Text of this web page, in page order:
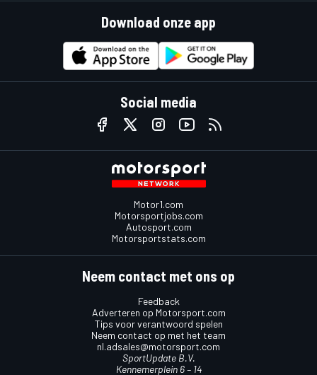
Download onze app
Social media
Motor1.com
Motorsportjobs.com
Autosport.com
Motorsportstats.com
Neem contact met ons op
Feedback
Adverteren op Motorsport.com
Tips voor verantwoord spelen
Neem contact op met het team
nl.adsales@motorsport.com
SportUpdate B.V.
Kennemerplein 6 – 14